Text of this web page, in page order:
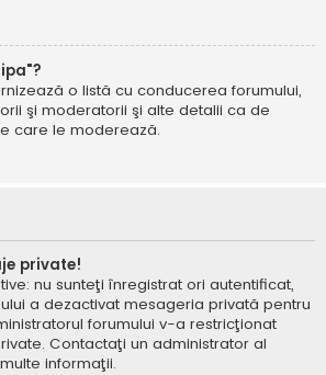
o listă cu conducerea forumului,
şi moderatorii şi alte detalii ca de
care le moderează.
private!
nu sunteţi înregistrat ori autentificat,
a dezactivat mesageria privată pentru
forumului v-a restricţionat
Contactaţi un administrator al
informaţii.